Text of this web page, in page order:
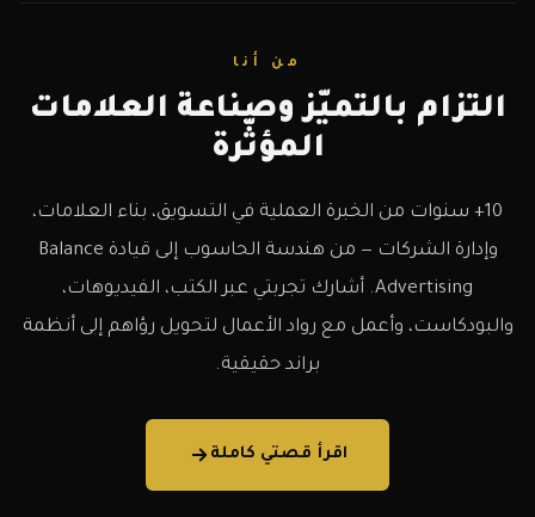
من أنا
التزام بالتميّز وصناعة العلامات
المؤثّرة
10+ سنوات من الخبرة العملية في التسويق، بناء العلامات،
وإدارة الشركات — من هندسة الحاسوب إلى قيادة Balance
Advertising. أشارك تجربتي عبر الكتب، الفيديوهات،
والبودكاست، وأعمل مع رواد الأعمال لتحويل رؤاهم إلى أنظمة
براند حقيقية.
اقرأ قصتي كاملة